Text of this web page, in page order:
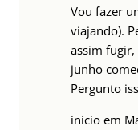
Vou fazer
viajando).
assim fugir,
junho
Pergunto
início em